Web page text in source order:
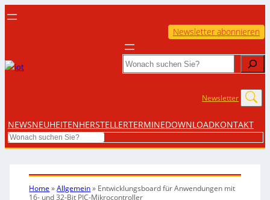
Newsletter abonnieren
Search
Newsletter
NEWSNEUHEITENHERSTELLERTERMINEDOWNLOADKONTAKT
Search
Home »Allgemein» Entwicklungsboard für Anwendungen mit
16- und 32-Bit PIC-Mikrocontroller